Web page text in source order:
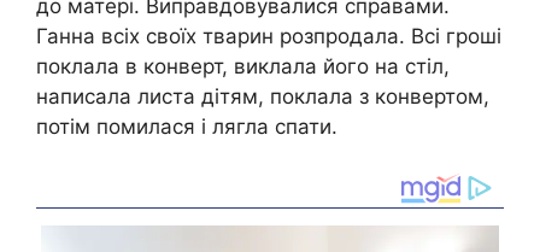
до матері. Виправдовувалися справами.
Ганна всіх своїх тварин розпродала. Всі гроші
поклала в конверт, виклала його на стіл,
написала листа дітям, поклала з конвертом,
потім помилася і лягла спати.